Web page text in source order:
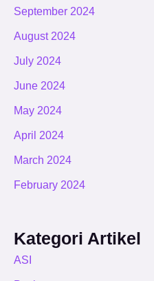
September 2024
August 2024
July 2024
June 2024
May 2024
April 2024
March 2024
February 2024
Kategori Artikel
ASI